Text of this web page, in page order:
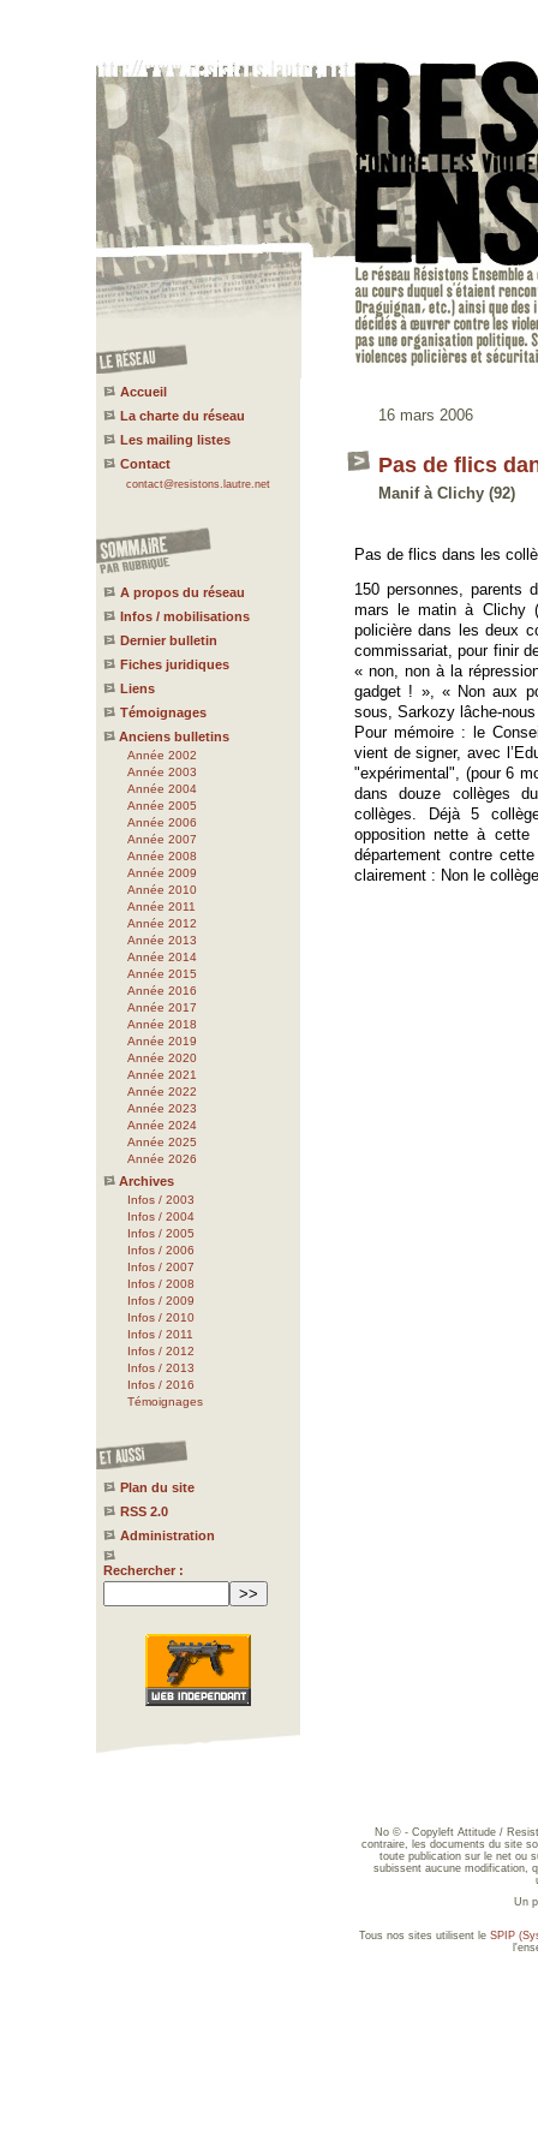
Accueil
La charte du réseau
Les mailing listes
Contact
contact@resistons.lautre.net
A propos du réseau
Infos / mobilisations
Dernier bulletin
Fiches juridiques
Liens
Témoignages
Anciens bulletins
Année 2002
Année 2003
Année 2004
Année 2005
Année 2006
Année 2007
Année 2008
Année 2009
Année 2010
Année 2011
Année 2012
Année 2013
Année 2014
Année 2015
Année 2016
Année 2017
Année 2018
Année 2019
Année 2020
Année 2021
Année 2022
Année 2023
Année 2024
Année 2025
Année 2026
Archives
Infos / 2003
Infos / 2004
Infos / 2005
Infos / 2006
Infos / 2007
Infos / 2008
Infos / 2009
Infos / 2010
Infos / 2011
Infos / 2012
Infos / 2013
Infos / 2016
Témoignages
Plan du site
RSS 2.0
Administration
Rechercher :
16 mars 2006
Pas de flics
Manif à Clichy (92)
Pas de flics dans les
150 personnes, parents
mars le matin à Clichy
policière dans les deux
commissariat, pour finir
« non, non à la
gadget ! », « Non aux
sous, Sarkozy lâche-
Pour mémoire : le
vient de signer, avec
"expérimental", (pour 6
dans douze collèges
collèges. Déjà 5
opposition nette à
département contre
clairement : Non le
No © - Copyleft Attitude /
contraire, les documents du site
toute publication sur le net ou
subissent aucune modification,
Un
Tous nos sites utilisent le SPIP